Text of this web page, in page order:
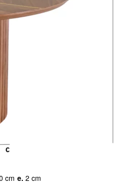
cm e. 2 cm